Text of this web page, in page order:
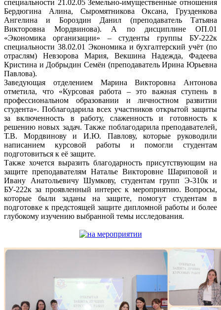
специальности 21.02.05 Земельно-имущественные отношения
Бердюгина Алина, Сыромятникова Оксана, Грузденкова
Ангелина и Бороздин Данил (преподаватель Татьяна
Викторовна Мордвинова). А по дисциплине ОП.01
«Экономика организации» – студенты группы БУ-222к
специальности 38.02.01 Экономика и бухгалтерский учёт (по
отраслям) Невзорова Мария, Векшина Надежда, Фадеева
Кристина и Добрыдин Семён (преподаватель Ирина Юрьевна
Павлова).
Заведующая отделением Марина Викторовна Антонова
отметила, что «Курсовая работа – это важная ступень в
профессиональном образовании и личностном развитии
студента». Поблагодарила всех участников открытой защиты
за включенность в работу, слаженность и готовность к
решению новых задач. Также поблагодарила преподавателей,
Т.В. Мордвинову и И.Ю. Павлову, которые руководили
написанием курсовой работы и помогли студентам
подготовиться к её защите.
Также хочется выразить благодарность присутствующим на
защите преподавателям Наталье Викторовне Шариповой и
Ивану Анатольевичу Шумкову, студентам групп Э-310к и
БУ-222к за проявленный интерес к мероприятию. Вопросы,
которые были заданы на защите, помогут студентам в
подготовке к предстоящей защите дипломной работы и более
глубокому изучению выбранной темы исследования.